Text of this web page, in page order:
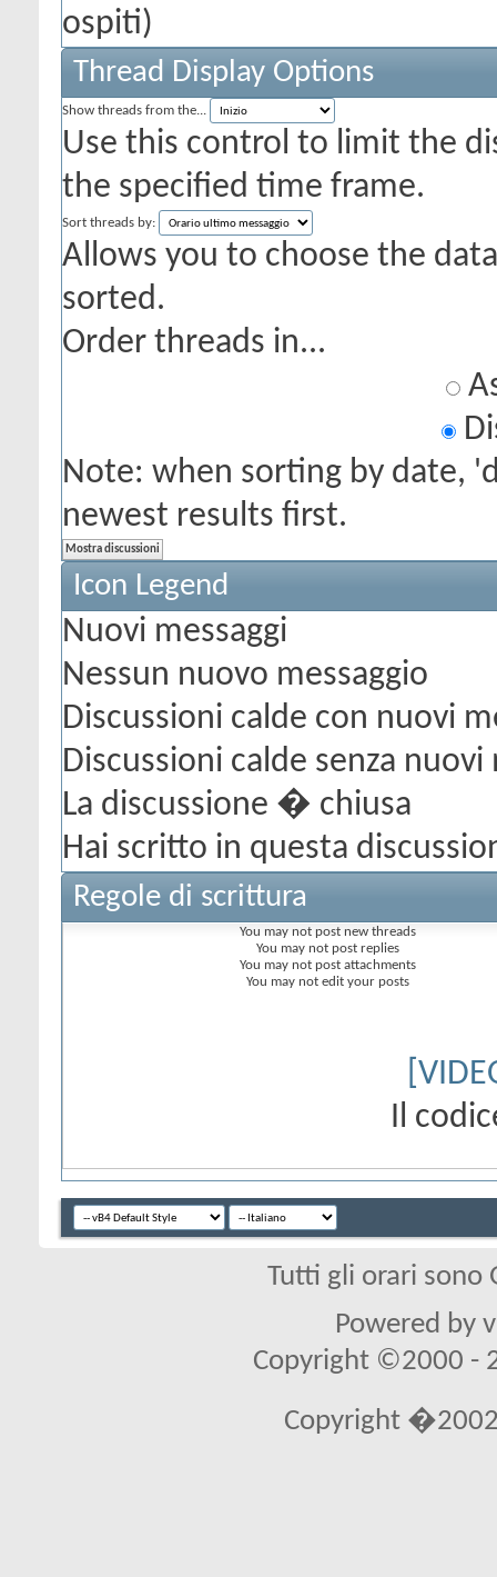
ospiti)
Thread Display Options
Show threads from the...
Use this control to limit the
the specified time frame.
Sort threads by:
Allows you to choose the
sorted.
Order threads in...
Note: when sorting by date,
newest results first.
Icon Legend
Nuovi messaggi
Nessun nuovo messaggio
Discussioni calde con nuovi
Discussioni calde senza nuovi
La discussione � chiusa
Hai scritto in questa
Regole di scrittura
You may notpost new threads
You may notpost replies
You may notpost attachments
You may notedit your posts
Il
Tutti gli orari sono
Powered by
Copyright ©2000 -
Copyright